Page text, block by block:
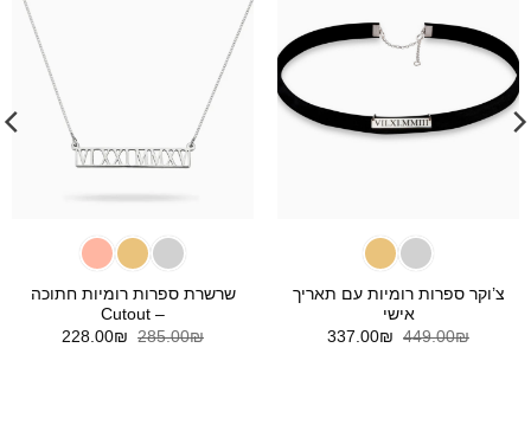
צ’וקר ספרות רומיות עם תאריך
אישי
449.00₪
המחיר
337.00₪
המחיר
שרשרת ספרות רומיות חתוכה
– Cutout
285.00₪
המחיר
228.00₪